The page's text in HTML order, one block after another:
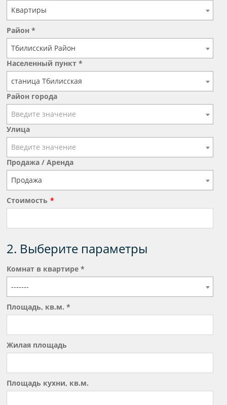
Квартиры
Район *
Тбилисский Район
Населенный пункт *
станица Тбилисская
Район города
Введите значение
Улица
Введите значение
Продажа / Аренда
Продажа
Стоимость
2. Выберите параметры
Комнат в квартире *
-------
Площадь, кв.м. *
Жилая площадь
Площадь кухни, кв.м.